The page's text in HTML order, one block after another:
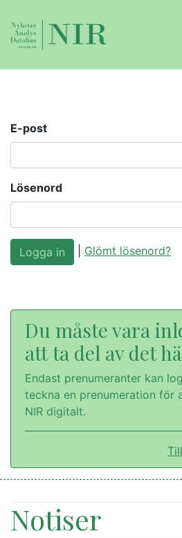
E-post
Lösenord
Glömt lösenord?
Du måste vara
att ta del av det
Endast prenumeranter kan
teckna en prenumeration för
NIR digitalt.
Notiser